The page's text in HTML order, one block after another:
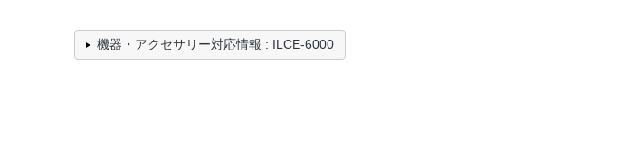
機器・アクセサリー対応情報 : ILCE-6000